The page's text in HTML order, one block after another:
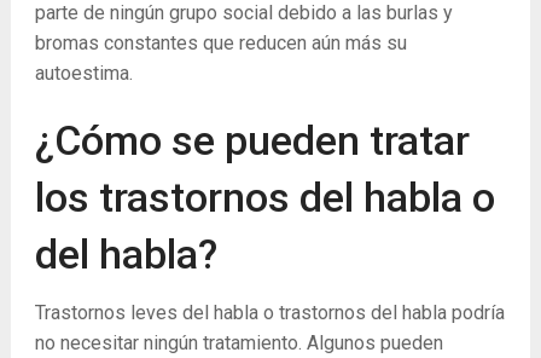
parte de ningún grupo social debido a las burlas y
bromas constantes que reducen aún más su
autoestima.
¿Cómo se pueden tratar
los trastornos del habla o
del habla?
Trastornos leves del habla o trastornos del habla podría
no necesitar ningún tratamiento. Algunos pueden